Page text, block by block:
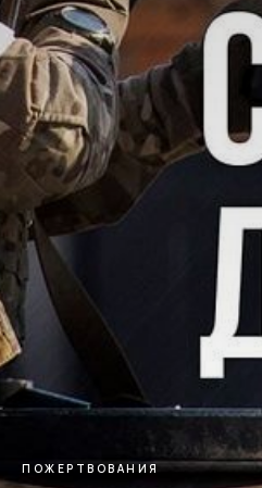
ПОЖЕРТВОВАНИЯ